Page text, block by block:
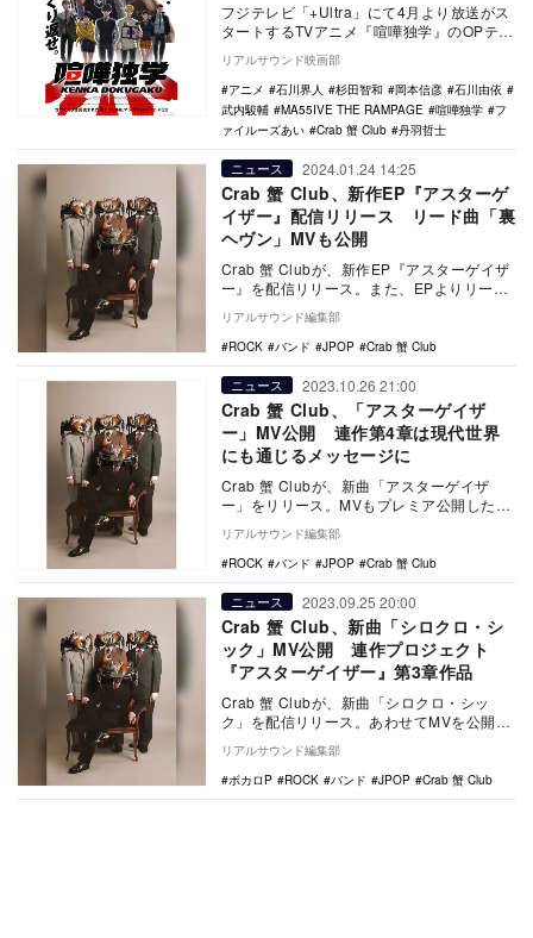
フジテレビ「+Ultra」にて4月より放送がス
タートするTVアニメ『喧嘩独学』のOPテー
マがMA55IVE THE RAMPAG…
リアルサウンド映画部
アニメ
石川界人 杉田智和 岡本信彦
石川由依
武内駿輔
MA55IVE THE RAMPAGE 喧嘩独学
フ
ァイルーズあい
Crab 蟹 Club 丹羽哲士
ニュース 2024.01.24 14:25
Crab 蟹 Club、新作EP『アスターゲ
イザー』配信リリース リード曲「裏
ヘヴン」MVも公開
Crab 蟹 Clubが、新作EP『アスターゲイザ
ー』を配信リリース。また、EPよりリード
曲「裏ヘヴン」MVを公開した。 裏ヘ…
リアルサウンド編集部
ROCK
バンド JPOP Crab 蟹 Club
ニュース 2023.10.26 21:00
Crab 蟹 Club、「アスターゲイザ
ー」MV公開 連作第4章は現代世界
にも通じるメッセージに
Crab 蟹 Clubが、新曲「アスターゲイザ
ー」をリリース。MVもプレミア公開した。
アスターゲイザー - Crab 蟹 C…
リアルサウンド編集部
ROCK
バンド JPOP Crab 蟹 Club
ニュース 2023.09.25 20:00
Crab 蟹 Club、新曲「シロクロ・シ
ック」MV公開 連作プロジェクト
『アスターゲイザー』第3章作品
Crab 蟹 Clubが、新曲「シロクロ・シッ
ク」を配信リリース。あわせてMVを公開し
た。 シロクロ・シック - Crab 蟹…
リアルサウンド編集部
ボカロP
ROCK バンド JPOP Crab 蟹 Club